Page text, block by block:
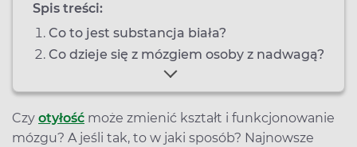
Spis treści:
Co to jest substancja biała?
Co dzieje się z mózgiem osoby z nadwagą?
Czy otyłość może zmienić kształt i funkcjonowanie
mózgu? A jeśli tak, to w jaki sposób? Najnowsze